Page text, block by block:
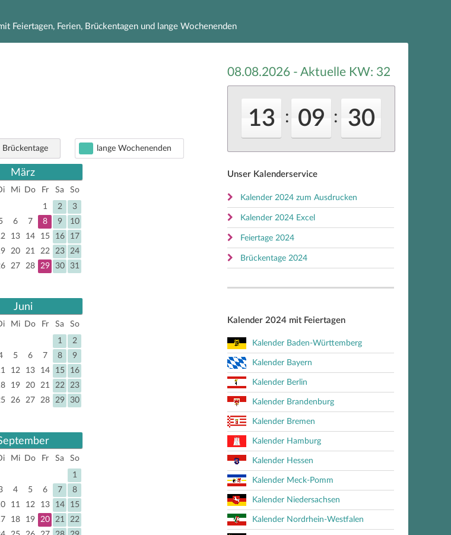
Feiertagen, Ferien, Brückentagen und lange Wochenenden
Brückentage lange Wochenenden
März
Mi Do Fr Sa
So
1 2
3
6 7 8 9
10
13 14 15 16
17
20 21 22 23
24
27 28 29 30 31
Juni
Mi Do Fr Sa
So
1
2
5 6 7 8
9
12 13 14 15
16
19 20 21 22
23
26 27 28 29 30
Mi Do Fr Sa
So
1
4 5 6 7
8
11 12 13 14
15
18 19 20 21
22
08.08.2026 - Aktuelle KW: 32
13 : 09 : 30
Unser Kalenderservice
Kalender 2024 zum Ausdrucken
Kalender 2024 Excel
Feiertage 2024
Brückentage 2024
Kalender 2024 mit Feiertagen
Kalender Baden-Württemberg
Kalender Bayern
Kalender Berlin
Kalender Brandenburg
Kalender Bremen
Kalender Hamburg
Kalender Hessen
Kalender Meck-Pomm
Kalender Niedersachsen
Kalender Nordrhein-Westfalen